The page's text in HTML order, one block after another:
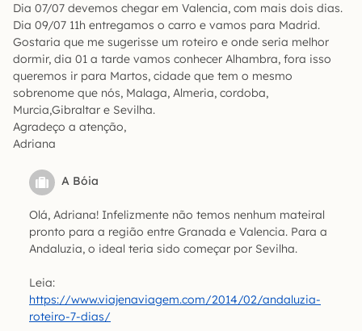
Dia 07/07 devemos chegar em Valencia, com mais dois dias.
Dia 09/07 11h entregamos o carro e vamos para Madrid.
Gostaria que me sugerisse um roteiro e onde seria melhor
dormir, dia 01 a tarde vamos conhecer Alhambra, fora isso
queremos ir para Martos, cidade que tem o mesmo
sobrenome que nós, Malaga, Almeria, cordoba,
Murcia,Gibraltar e Sevilha.
Agradeço a atenção,
Adriana
A Bóia
Olá, Adriana! Infelizmente não temos nenhum mateiral
pronto para a região entre Granada e Valencia. Para a
Andaluzia, o ideal teria sido começar por Sevilha.
Leia:
https://www.viajenaviagem.com/2014/02/andaluzia-
roteiro-7-dias/